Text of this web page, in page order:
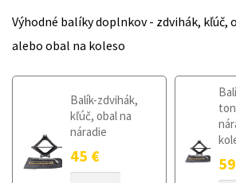
Výhodné balíky doplnkov - zdvihák, kľúč,
alebo obal na koleso
Balík-zdvihák,
kľúč, obal na
náradie
45 € 59